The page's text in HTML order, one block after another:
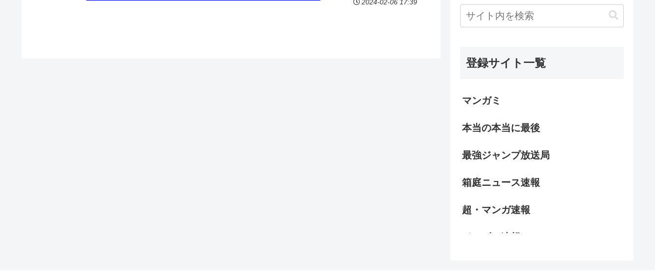
2024-02-06 17:39
登録サイト一覧
マンガミ
本当の本当に最後
最強ジャンプ放送局
箱庭ニュース速報
超・マンガ速報